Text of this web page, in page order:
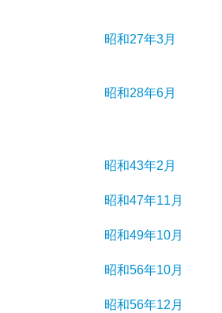
昭和27年3月
昭和28年6月
昭和43年2月
昭和47年11月
昭和49年10月
昭和56年10月
昭和56年12月